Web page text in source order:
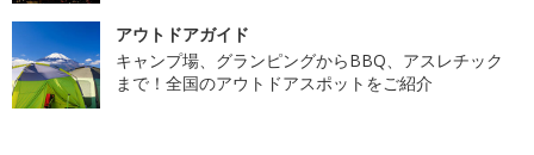
アウトドアガイド
キャンプ場、グランピングからBBQ、アスレチック
まで！全国のアウトドアスポットをご紹介